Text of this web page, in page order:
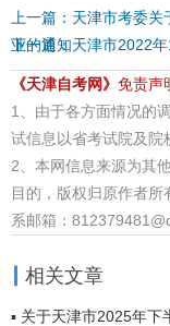
上一篇：天津市考委
业的通知
下一篇：天津市2022
《天津自考网》 免责声
1、由于各方面情况的
试信息以省考试院及院
2、本网信息来源为其
目的，版权归原作者
系邮箱：
相关文章
▪ 关于天津市2025年下